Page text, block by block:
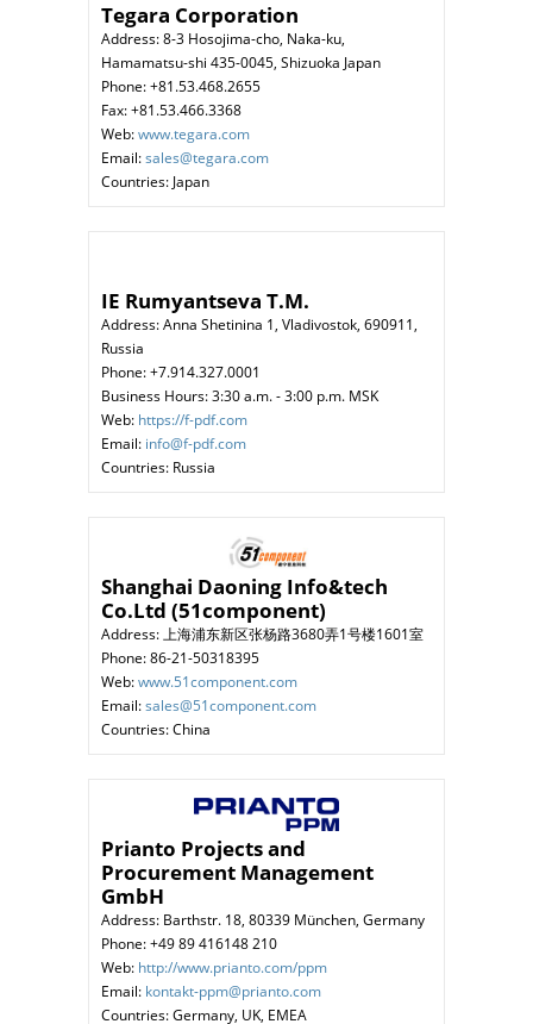
Tegara Corporation
Address: 8-3 Hosojima-cho, Naka-ku,
Hamamatsu-shi 435-0045, Shizuoka Japan
Phone: +81.53.468.2655
Fax: +81.53.466.3368
Web:www.tegara.com
Email:sales@tegara.com
Countries: Japan
IE Rumyantseva T.M.
Address: Anna Shetinina 1, Vladivostok, 690911,
Russia
Phone: +7.914.327.0001
Business Hours: 3:30 a.m. - 3:00 p.m. MSK
Web: https://f-pdf.com
Email: info@f-pdf.com
Countries: Russia
Shanghai Daoning Info&tech
Co.Ltd (51component)
Address: 上海浦东新区张杨路3680弄1号楼1601室
Phone: 86-21-50318395
Web:www.51component.com
Email:sales@51component.com
Countries: China
Prianto Projects and
Procurement Management
GmbH
Address: Barthstr. 18, 80339 München, Germany
Phone: +49 89 416148 210
Web: http://www.prianto.com/ppm
Email: kontakt-ppm@prianto.com
Countries: Germany, UK, EMEA